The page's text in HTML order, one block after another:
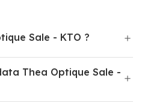
Sale - KTO ?
Thea Optique Sale -